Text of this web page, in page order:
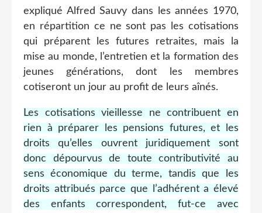
expliqué Alfred Sauvy dans les années 1970,
en répartition ce ne sont pas les cotisations
qui préparent les futures retraites, mais la
mise au monde, l’entretien et la formation des
jeunes générations, dont les membres
cotiseront un jour au profit de leurs aînés.
Les cotisations vieillesse ne contribuent en
rien à préparer les pensions futures, et les
droits qu’elles ouvrent juridiquement sont
donc dépourvus de toute contributivité au
sens économique du terme, tandis que les
droits attribués parce que l’adhérent a élevé
des enfants correspondent, fut-ce avec